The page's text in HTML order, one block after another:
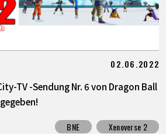
02.06.2022
TV -Sendung Nr. 6 von Dragon Ball
BNE Xenoverse 2